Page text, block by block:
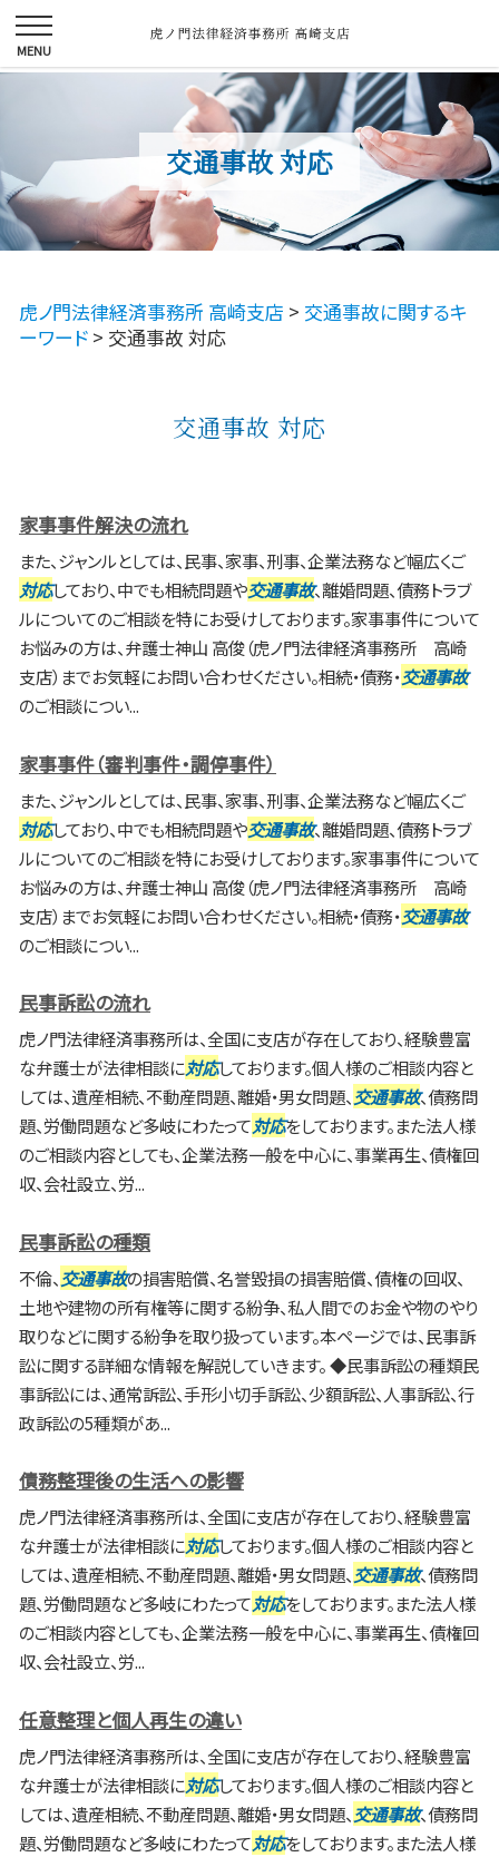
交通事故 対応
虎ノ門法律経済事務所 高崎支店 > 交通事故に関するキ
ーワード > 交通事故 対応
交通事故 対応
家事事件解決の流れ
また、ジャンルとしては、民事、家事、刑事、企業法務など幅広くご
対応しており、中でも相続問題や交通事故、離婚問題、債務トラブ
ルについてのご相談を特にお受けしております。家事事件について
お悩みの方は、弁護士神山 高俊（虎ノ門法律経済事務所 高崎
支店）までお気軽にお問い合わせください。相続・債務・交通事故
のご相談につい...
家事事件（審判事件・調停事件）
また、ジャンルとしては、民事、家事、刑事、企業法務など幅広くご
対応しており、中でも相続問題や交通事故、離婚問題、債務トラブ
ルについてのご相談を特にお受けしております。家事事件について
お悩みの方は、弁護士神山 高俊（虎ノ門法律経済事務所 高崎
支店）までお気軽にお問い合わせください。相続・債務・交通事故
のご相談につい...
民事訴訟の流れ
虎ノ門法律経済事務所は、全国に支店が存在しており、経験豊富
な弁護士が法律相談に対応しております。個人様のご相談内容と
しては、遺産相続、不動産問題、離婚・男女問題、交通事故、債務問
題、労働問題など多岐にわたって対応をしております。また法人様
のご相談内容としても、企業法務一般を中心に、事業再生、債権回
収、会社設立、労...
民事訴訟の種類
不倫、 交通事故の損害賠償、名誉毀損の損害賠償、債権の回収、
土地や建物の所有権等に関する紛争、私人間でのお金や物のやり
取りなどに関する紛争を取り扱っています。本ページでは、民事訴
訟に関する詳細な情報を解説していきます。 ◆民事訴訟の種類民
事訴訟には、通常訴訟、手形小切手訴訟、少額訴訟、人事訴訟、行
政訴訟の5種類があ...
債務整理後の生活への影響
虎ノ門法律経済事務所は、全国に支店が存在しており、経験豊富
な弁護士が法律相談に対応しております。個人様のご相談内容と
しては、遺産相続、不動産問題、離婚・男女問題、交通事故、債務問
題、労働問題など多岐にわたって対応をしております。また法人様
のご相談内容としても、企業法務一般を中心に、事業再生、債権回
収、会社設立、労...
任意整理と個人再生の違い
虎ノ門法律経済事務所は、全国に支店が存在しており、経験豊富
な弁護士が法律相談に対応しております。個人様のご相談内容と
しては、遺産相続、不動産問題、離婚・男女問題、 交通事故、債務問
題、労働問題など多岐にわたって対応をしております。また法人様